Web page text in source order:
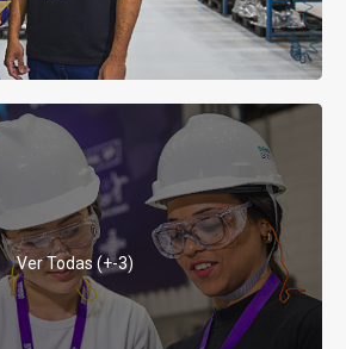
Ver Todas (+-3)